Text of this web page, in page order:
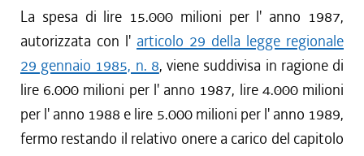
La spesa di lire 15.000 milioni per l' anno 1987,
autorizzata con l' articolo 29 della legge regionale
29 gennaio 1985, n. 8, viene suddivisa in ragione di
lire 6.000 milioni per l' anno 1987, lire 4.000 milioni
per l' anno 1988 e lire 5.000 milioni per l' anno 1989,
fermo restando il relativo onere a carico del capitolo